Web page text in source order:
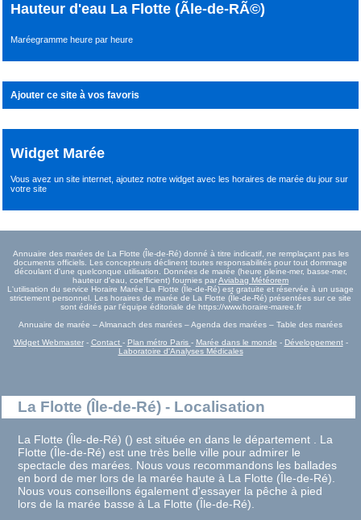
Hauteur d'eau La Flotte (Ãle-de-RÃ©)
Maréegramme heure par heure
Ajouter ce site à vos favoris
Widget Marée
Vous avez un site internet,ajoutez notre widget avec les horaires de marée du joursur
votre site
Annuaire des marées de La Flotte (Île-de-Ré) donné à titre indicatif, ne remplaçant pas les
documents officiels. Les concepteurs déclinent toutes responsabilités pour tout dommage
découlant d'une quelconque utilisation. Données de marée (heure pleine-mer, basse-mer,
hauteur d'eau, coefficient) fournies parAviabag Météorem
L'utilisation du service Horaire Marée La Flotte (Île-de-Ré) est gratuite et réservée à un usage
strictement personnel. Les horaires de marée de La Flotte (Île-de-Ré) présentées sur ce site
sont édités par l'équipe éditoriale de https://www.horaire-maree.fr
Annuaire de marée – Almanach des marées – Agenda des marées – Table des marées
Widget Webmaster- Contact - Plan métro Paris - Marée dans le monde - Développement-
Laboratoire d'Analyses Médicales
La Flotte (Île-de-Ré) - Localisation
La Flotte (Île-de-Ré) () est située en dans le département . La
Flotte (Île-de-Ré) est une très belle ville pour admirer le
spectacle des marées. Nous vous recommandons les ballades
en bord de mer lors de la marée haute à La Flotte (Île-de-Ré).
Nous vous conseillons également d'essayer la pêche à pied
lors de la marée basse à La Flotte (Île-de-Ré).